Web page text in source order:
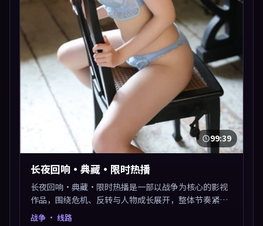
99:39
长夜回响·典藏·限时热播
长夜回响·典藏·限时热播是一部以战争为核心的影视
作品，围绕危机、反转与人物成长展开，整体节奏紧
凑，值得推荐观看。
战争 · 线路